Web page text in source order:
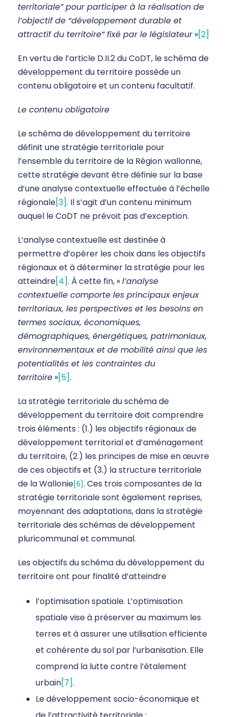
territoriale” pour participer à la réalisation de
l’objectif de “développement durable et
attractif du territoire” fixé par le législateur»[2]
En vertu de l’article D.II.2 du CoDT, le schéma de
développement du territoire possède un
contenu obligatoire et un contenu facultatif.
Le contenu obligatoire
Le schéma de développement du territoire
définit une stratégie territoriale pour
l’ensemble du territoire de la Région wallonne,
cette stratégie devant être définie sur la base
d’une analyse contextuelle effectuée à l’échelle
régionale[3]. Il s’agit d’un contenu minimum
auquel le CoDT ne prévoit pas d’exception.
L’analyse contextuelle est destinée à
permettre d’opérer les choix dans les objectifs
régionaux et à déterminer la stratégie pour les
atteindre[4]. À cette fin, «l’analyse
contextuelle comporte les principaux enjeux
territoriaux, les perspectives et les besoins en
termes sociaux, économiques,
démographiques, énergétiques, patrimoniaux,
environnementaux et de mobilité ainsi que les
potentialités et les contraintes du
territoire »[5].
La stratégie territoriale du schéma de
développement du territoire doit comprendre
trois éléments : (1.) les objectifs régionaux de
développement territorial et d’aménagement
du territoire, (2.) les principes de mise en œuvre
de ces objectifs et (3.) la structure territoriale
de la Wallonie[6]. Ces trois composantes de la
stratégie territoriale sont également reprises,
moyennant des adaptations, dans la stratégie
territoriale des schémas de développement
pluricommunal et communal.
Les objectifs du schéma du développement du
territoire ont pour finalité d’atteindre
l’optimisation spatiale. L’optimisation
spatiale vise à préserver au maximum les
terres et à assurer une utilisation efficiente
et cohérente du sol par l’urbanisation. Elle
comprend la lutte contre l’étalement
urbain[7].
Le développement socio-économique et